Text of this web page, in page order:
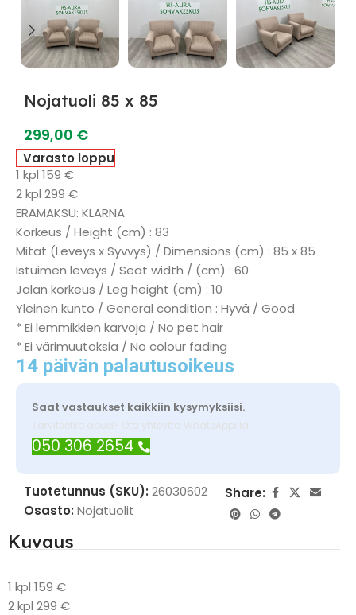
Nojatuoli 85 x 85
299,00 €
Varasto loppu
1 kpl 159 €
2 kpl 299 €
ERÄMAKSU: KLARNA
Korkeus / Height (cm) : 83
Mitat (Leveys x Syvvys) / Dimensions (cm) : 85 x 85
Istuimen leveys / Seat width / (cm) : 60
Jalan korkeus / Leg height (cm) : 10
Yleinen kunto / General condition : Hyvä / Good
* Ei lemmikkien karvoja / No pet hair
* Ei värimuutoksia / No colour fading
14 päivän palautusoikeus
Saat vastaukset kaikkiin kysymyksiisi.
Tarvitsetko apua? Ota yhteyttä WhatsAppilla
050 306 2654
Tuotetunnus (SKU): 26030602
Osasto: Nojatuolit
Share:
Kuvaus
1 kpl 159 €
2 kpl 299 €